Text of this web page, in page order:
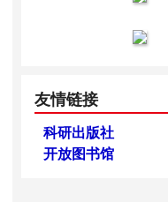
友情链接
科研出版社
开放图书馆